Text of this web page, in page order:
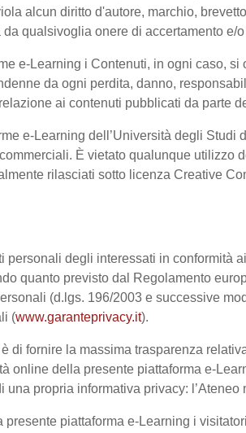
alcun diritto d'autore, marchio,
da qualsivoglia onere di accertamento
e-Learning i Contenuti, in ogni caso,
da ogni perdita, danno,
ai contenuti pubblicati da parte
e-Learning dell’Università degli
È vietato qualunque utilizzo
rilasciati sotto licenza Creative
personali degli interessati in
quanto previsto dal Regolamento
(d.lgs. 196/2003 e successive
(www.garanteprivacy.it).
di fornire la massima trasparenza
online della presente piattaforma e-
propria informativa privacy:
piattaforma e-Learning i